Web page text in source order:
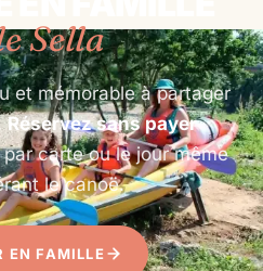
Sella
et mémorable à partager
Réservez sans payer
carte ou le jour même
le canoë.
EN FAMILLE